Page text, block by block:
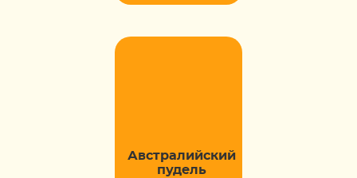
Австралийский
пудель